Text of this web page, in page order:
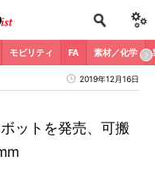
モビリティ FA 素材／化学
2019年12月16日
ットを発売、可搬